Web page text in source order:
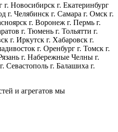
г. Новосибирск г. Екатеринбург
г. Челябинск г. Самара г. Омск г.
г. Воронеж г. Пермь г.
г. Тюмень г. Тольятти г.
г. Иркутск г. Хабаровск г.
г. Оренбург г. Томск г.
г. Набережные Челны г.
Севастополь г. Балашиха г.
и агрегатов мы